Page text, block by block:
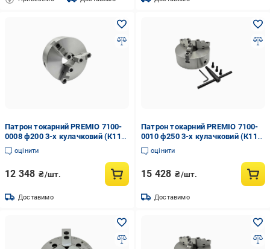
Патрон токарний PREMIO 7100-
0008 ф200 3-х кулачковий (К11-
200С)
оцінити
12 348 ₴/шт.
Доставимо
Патрон токарний PREMIO 7100-
0010 ф250 3-х кулачковий (К11-
250С)
оцінити
15 428 ₴/шт.
Доставимо